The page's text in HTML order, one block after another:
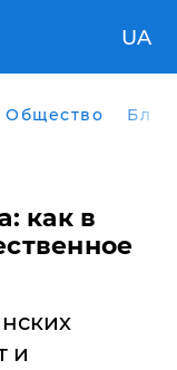
UA
Общество
как в
и